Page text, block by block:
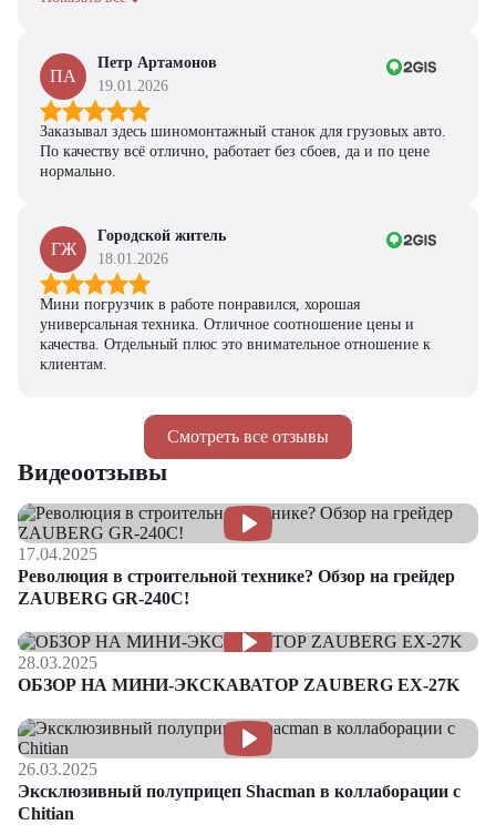
Смотреть все отзывы
ПА
Петр Артамонов
19.01.2026
Заказывал здесь шиномонтажный станок для грузовых авто.
По качеству всё отлично, работает без сбоев, да и по цене
нормально.
ГЖ
Городской житель
18.01.2026
Мини погрузчик в работе понравился, хорошая
универсальная техника. Отличное соотношение цены и
качества. Отдельный плюс это внимательное отношение к
клиентам.
Видеоотзывы
17.04.2025
Революция в строительной технике? Обзор на грейдер
ZAUBERG GR-240C!
28.03.2025
ОБЗОР НА МИНИ-ЭКСКАВАТОР ZAUBERG EX-27K
26.03.2025
Эксклюзивный полуприцеп Shacman в коллаборации с
Chitian